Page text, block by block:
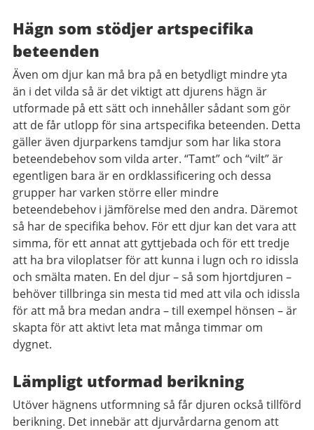
Hägn som stödjer artspecifika
beteenden
Även om djur kan må bra på en betydligt mindre yta
än i det vilda så är det viktigt att djurens hägn är
utformade på ett sätt och innehåller sådant som gör
att de får utlopp för sina artspecifika beteenden. Detta
gäller även djurparkens tamdjur som har lika stora
beteendebehov som vilda arter. “Tamt” och “vilt” är
egentligen bara är en ordklassificering och dessa
grupper har varken större eller mindre
beteendebehov i jämförelse med den andra. Däremot
så har de specifika behov. För ett djur kan det vara att
simma, för ett annat att gyttjebada och för ett tredje
att ha bra viloplatser för att kunna i lugn och ro idissla
och smälta maten. En del djur – så som hjortdjuren –
behöver tillbringa sin mesta tid med att vila och idissla
för att må bra medan andra – till exempel hönsen – är
skapta för att aktivt leta mat många timmar om
dygnet.
Lämpligt utformad berikning
Utöver hägnens utformning så får djuren också tillförd
berikning. Det innebär att djurvårdarna genom att